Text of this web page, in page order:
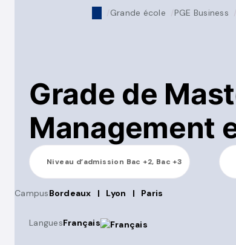
Grande école PGE Business
Grade de
Management
Niveau d’admission Bac +2, Bac +3
CampusBordeaux | Lyon | Paris
LanguesFrançais